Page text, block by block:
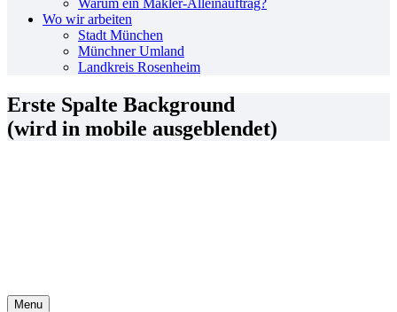
Warum ein Makler-Alleinauftrag?
Wo wir arbeiten
Stadt München
Münchner Umland
Landkreis Rosenheim
Erste Spalte Background
(wird in mobile ausgeblendet)
Menu